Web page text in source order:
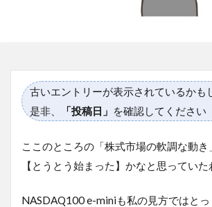
古いエントリーが表示されているかも
是非、
「投稿日」 を確認してください
ここのところの「株式市場の軟調な動き
【とうとう始まった】かなと思っていた
NASDAQ100 e-miniも私の見方ではと